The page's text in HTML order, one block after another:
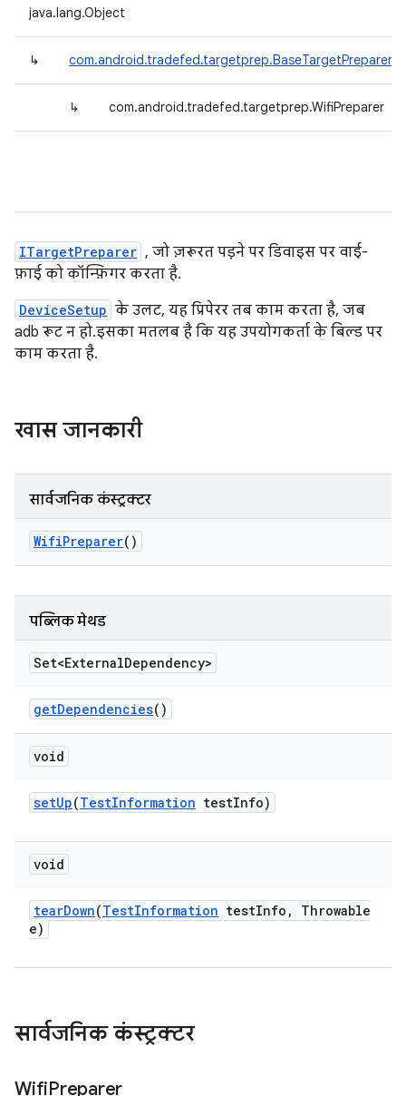
java.lang.Object
↳ com.android.tradefed.targetprep.BaseTargetPreparer
↳ com.android.tradefed.targetprep.WifiPreparer
ITargetPreparer , जो ज़रूरत पड़ने पर डिवाइस पर वाई-
फ़ाई को कॉन्फ़िगर करता है.
DeviceSetup के उलट, यह प्रिपेरर तब काम करता है, जब
adb रूट न हो. इसका मतलब है कि यह उपयोगकर्ता के बिल्ड पर
काम करता है.
खास जानकारी
सार्वजनिक कंस्ट्रक्टर
WifiPreparer()
पब्लिक मेथड
Set<ExternalDependency>
getDependencies()
void
setUp(TestInformation testInfo)
void
tearDown(TestInformation testInfo ,
Throwable
e)
सार्वजनिक कंस्ट्रक्टर
WifiPreparer